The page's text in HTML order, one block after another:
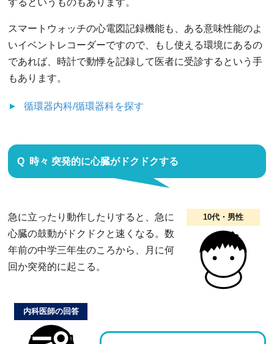
スマートウォッチの心電図記録機能も、ある意味性能のよ
いイベントレコーダーですので、もし使える環境にあるの
であれば、時計で動悸を記録して医者に受診するという手
もあります。
循環器内科/循環器科を探す
時々 突発的に心臓がドクドクする
10代・男性
急に立ったり動作したりすると、急に
心臓の鼓動がドクドクと速くなる。数
年前の中学三年生のころから、月に何
回か突発的に起こる。
内科医師の回答